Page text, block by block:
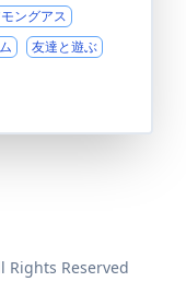
ングアス
友達と遊ぶ
Rights Reserved